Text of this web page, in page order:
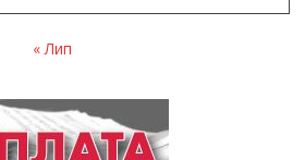
« Лип